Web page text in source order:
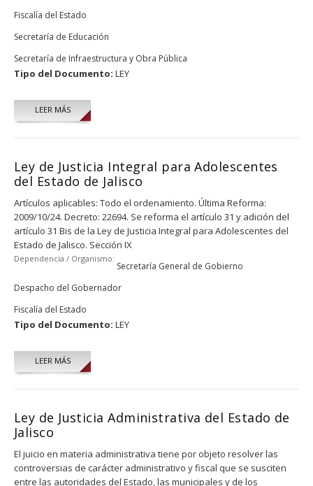
Fiscalía del Estado
Secretaría de Educación
Secretaría de Infraestructura y Obra Pública
Tipo del Documento: LEY
LEER MÁS
Ley de Justicia Integral para Adolescentes
del Estado de Jalisco
Artí­culos aplicables: Todo el ordenamiento. Última Reforma:
2009/10/24. Decreto: 22694. Se reforma el artí­culo 31 y adición del
artí­culo 31 Bis de la Ley de Justicia Integral para Adolescentes del
Estado de Jalisco. Sección IX
Dependencia / Organismo:
Secretaría General de Gobierno
Despacho del Gobernador
Fiscalía del Estado
Tipo del Documento: LEY
LEER MÁS
Ley de Justicia Administrativa del Estado de
Jalisco
El juicio en materia administrativa tiene por objeto resolver las
controversias de carácter administrativo y fiscal que se susciten
entre las autoridades del Estado, las municipales y de los